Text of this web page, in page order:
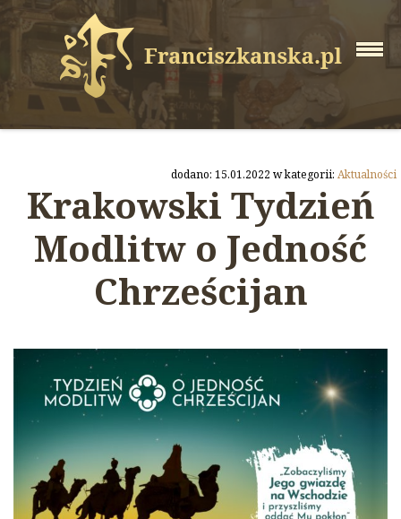
dodano: 15.01.2022 w kategorii: Aktualności
Krakowski Tydzień
Modlitw o Jedność
Chrześcijan